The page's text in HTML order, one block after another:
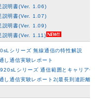
説明書(Ver. 1.06)
説明書(Ver. 1.07)
説明書(Ver. 1.09)
説明書(Ver. 1.11)
シリーズ 無線通信の特性解説
し通信実験レポート
シリーズ 通信範囲とキャリア
し通信実験レポート2(最長到達距離